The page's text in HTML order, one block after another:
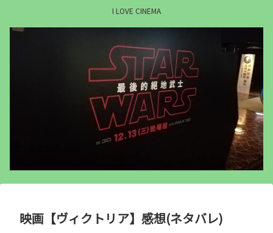
I LOVE CINEMA
映画【ヴィクトリア】感想(ネタバレ)